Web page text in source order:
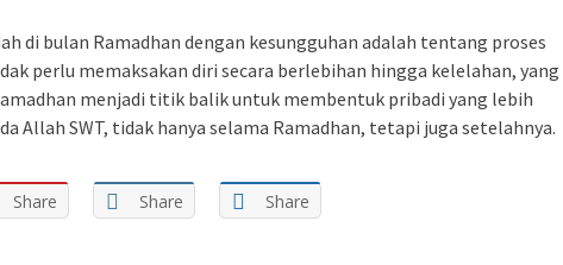
di bulan Ramadhan dengan kesungguhan adalah tentang proses
perlu memaksakan diri secara berlebihan hingga kelelahan, yang
menjadi titik balik untuk membentuk pribadi yang lebih
Allah SWT, tidak hanya selama Ramadhan, tetapi juga setelahnya.
Share Share Share